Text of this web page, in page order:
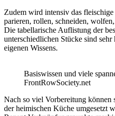
Zudem wird intensiv das
parieren, rollen, schneiden,
Die tabellarische Auflistung der
unterschiedlichen Stücke sind
eigenen Wissens.
Basiswissen und viele
FrontRowSociety.net
Nach so viel Vorbereitung können
der heimischen Küche umgesetzt